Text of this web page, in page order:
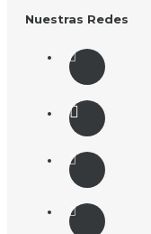
Nuestras Redes